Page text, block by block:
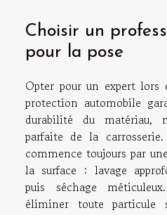
Choisir un
pour la pose
Opter pour un expert lors
protection automobile
durabilité du matériau,
parfaite de la
commence toujours par
la surface : lavage
puis séchage
éliminer toute particule